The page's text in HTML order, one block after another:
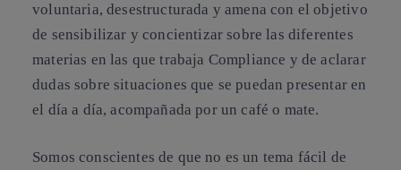
voluntaria, desestructurada y amena con el objetivo
de sensibilizar y concientizar sobre las diferentes
materias en las que trabaja Compliance y de aclarar
dudas sobre situaciones que se puedan presentar en
el día a día, acompañada por un café o mate.
Somos conscientes de que no es un tema fácil de